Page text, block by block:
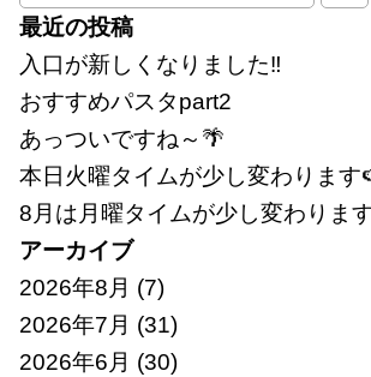
索:
最近の投稿
入口が新しくなりました‼
おすすめパスタpart2
あっついですね～🌴
本日火曜タイムが少し変わります
8月は月曜タイムが少し変わりま
アーカイブ
2026年8月 (7)
2026年7月 (31)
2026年6月 (30)